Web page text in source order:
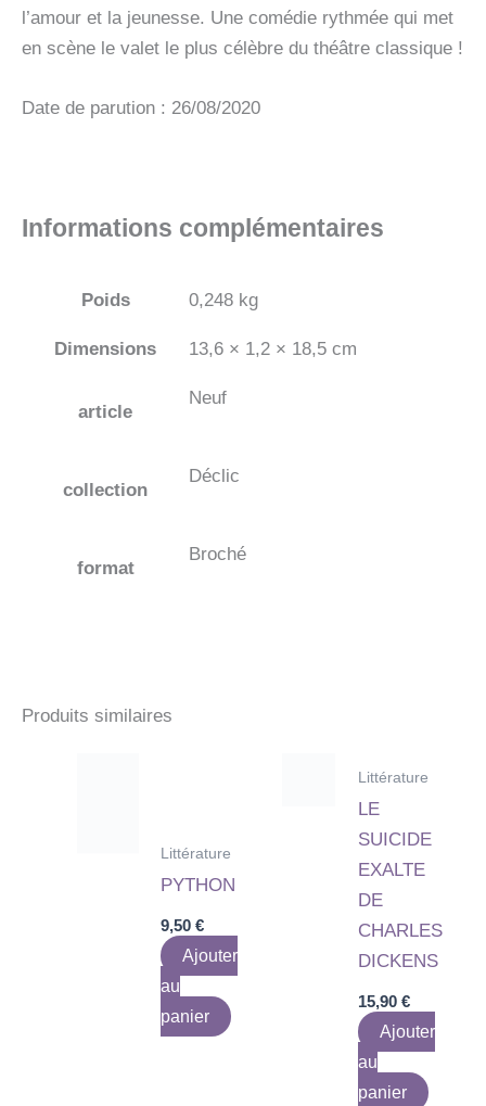
l’amour et la jeunesse. Une comédie rythmée qui met
en scène le valet le plus célèbre du théâtre classique !
Date de parution : 26/08/2020
Informations complémentaires
Poids 0,248 kg
Dimensions 13,6 × 1,2 × 18,5 cm
article
Neuf
collection
Déclic
format
Broché
Produits similaires
Littérature
PYTHON
9,50€
Ajouter
au
panier
Littérature
LE
SUICIDE
EXALTE
DE
CHARLES
DICKENS
15,90 €
Ajouter
au
panier